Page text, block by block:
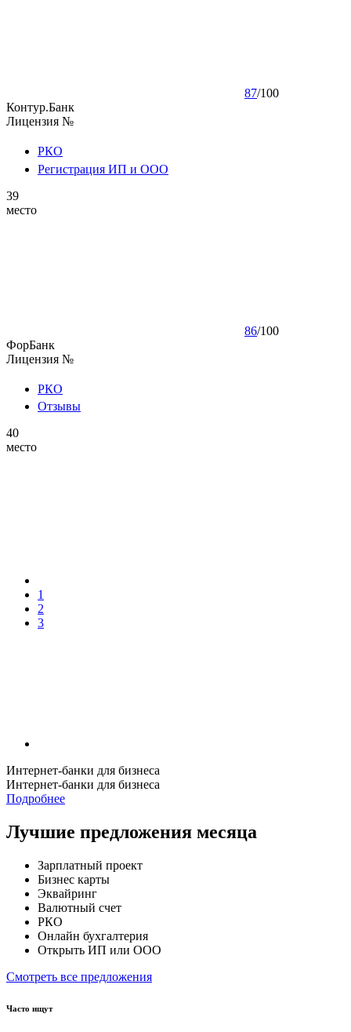
87/100
Контур.Банк
Лицензия №
РКО
Регистрация ИП и ООО
39
место
86/100
ФорБанк
Лицензия №
РКО
Отзывы
40
место
1
2
3
Интернет-банки для бизнеса
Интернет-банки для бизнеса
Подробнее
Лучшие предложения месяца
Зарплатный проект
Бизнес карты
Эквайринг
Валютный счет
РКО
Онлайн бухгалтерия
Открыть ИП или ООО
Смотреть все предложения
Часто ищут